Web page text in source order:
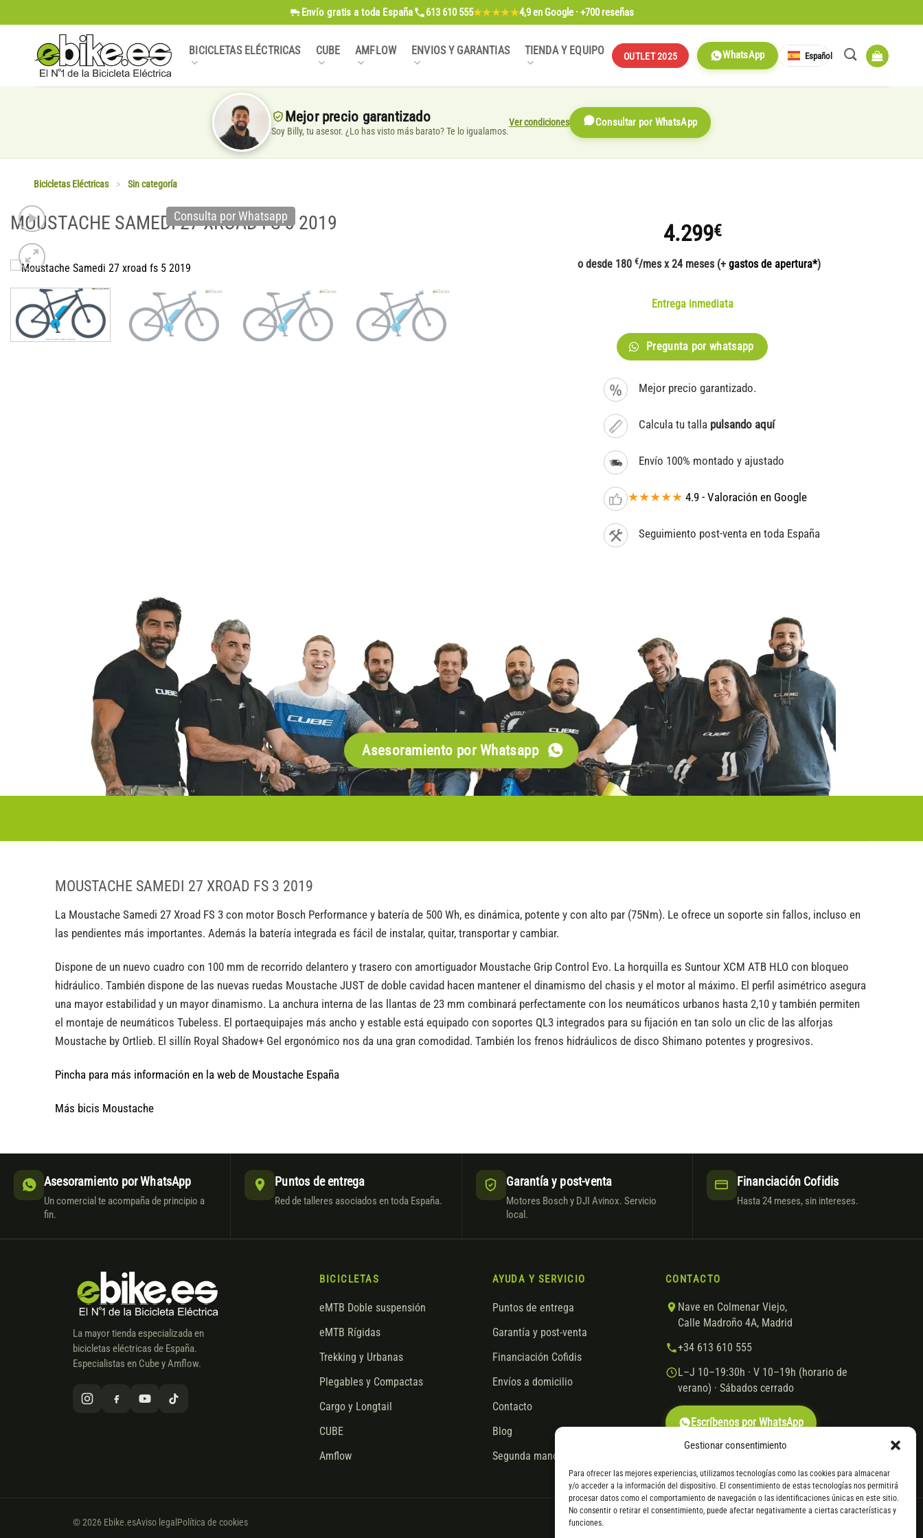
Gestionar consentimiento
Para ofrecer las mejores experiencias, utilizamos tecnologías como las cookies para almacenar
y/o acceder a la información del dispositivo. El consentimiento de estas tecnologías nos permitirá
procesar datos como el comportamiento de navegación o las identificaciones únicas en este sitio.
No consentir o retirar el consentimiento, puede afectar negativamente a ciertas características y
funciones.
al
contenido
Envío gratis a toda España 613 610 555★★★★★4,9en Google · +700 reseñas
BICICLETAS ELÉCTRICAS CUBE AMFLOW ENVIOS Y GARANTIAS TIENDA Y EQUIPO OUTLET 2025 WhatsApp Español
Mejor precio garantizado
Soy Billy, tu asesor. ¿Lo has visto más barato? Te lo igualamos.
Ver condiciones Consultar por WhatsApp
Bicicletas Eléctricas > Sin categoría
MOUSTACHE SAMEDI 27 XROAD FS 3 2019
Consulta por Whatsapp
4.299€
o desde 180 €/mes x 24 meses (+ gastos de apertura*)
Entrega inmediata
Pregunta por whatsapp
Mejor precio garantizado.
Calcula tu talla pulsando aquí
Envío 100% montado y ajustado
★★★★★ 4.9 - Valoración en Google
Seguimiento post-venta en toda España
Asesoramiento por Whatsapp
MOUSTACHE SAMEDI 27 XROAD FS 3 2019
La Moustache Samedi 27 Xroad FS 3 con motor Bosch Performance y batería de 500 Wh, es dinámica, potente y con alto par (75Nm). Le ofrece un soporte sin fallos, incluso en
las pendientes más importantes. Además la batería integrada es fácil de instalar, quitar, transportar y cambiar.
Dispone de un nuevo cuadro con 100 mm de recorrido delantero y trasero con amortiguador Moustache Grip Control Evo. La horquilla es Suntour XCM ATB HLO con bloqueo
hidráulico. También dispone de las nuevas ruedas Moustache JUST de doble cavidad hacen mantener el dinamismo del chasis y el motor al máximo. El perfil asimétrico asegura
una mayor estabilidad y un mayor dinamismo. La anchura interna de las llantas de 23 mm combinará perfectamente con los neumáticos urbanos hasta 2,10 y también permiten
el montaje de neumáticos Tubeless. El portaequipajes más ancho y estable está equipado con soportes QL3 integrados para su fijación en tan solo un clic de las alforjas
Moustache by Ortlieb. El sillín Royal Shadow+ Gel ergonómico nos da una gran comodidad. También los frenos hidráulicos de disco Shimano potentes y progresivos.
Pincha para más información en la web de Moustache España
Más bicis Moustache
Asesoramiento por WhatsApp
Un comercial te acompaña de principio a
fin.
Puntos de entrega
Red de talleres asociados en toda España.
Garantía y post-venta
Motores Bosch y DJI Avinox. Servicio
local.
Financiación Cofidis
Hasta 24 meses, sin intereses.
La mayor tienda especializada en
bicicletas eléctricas de España.
Especialistas en Cube y Amflow.
BICICLETAS
eMTB Doble suspensión
eMTB Rígidas
Trekking y Urbanas
Plegables y Compactas
Cargo y Longtail
CUBE
Amflow
AYUDA Y SERVICIO
Puntos de entrega
Garantía y post-venta
Financiación Cofidis
Envíos a domicilio
Contacto
Blog
Segunda mano
CONTACTO
Nave en Colmenar Viejo,
Calle Madroño 4A, Madrid
+34 613 610 555
L–J 10–19:30h · V 10–19h (horario de
verano) · Sábados cerrado
Escríbenos por WhatsApp
© 2026 Ebike.esAviso legal Política de cookies